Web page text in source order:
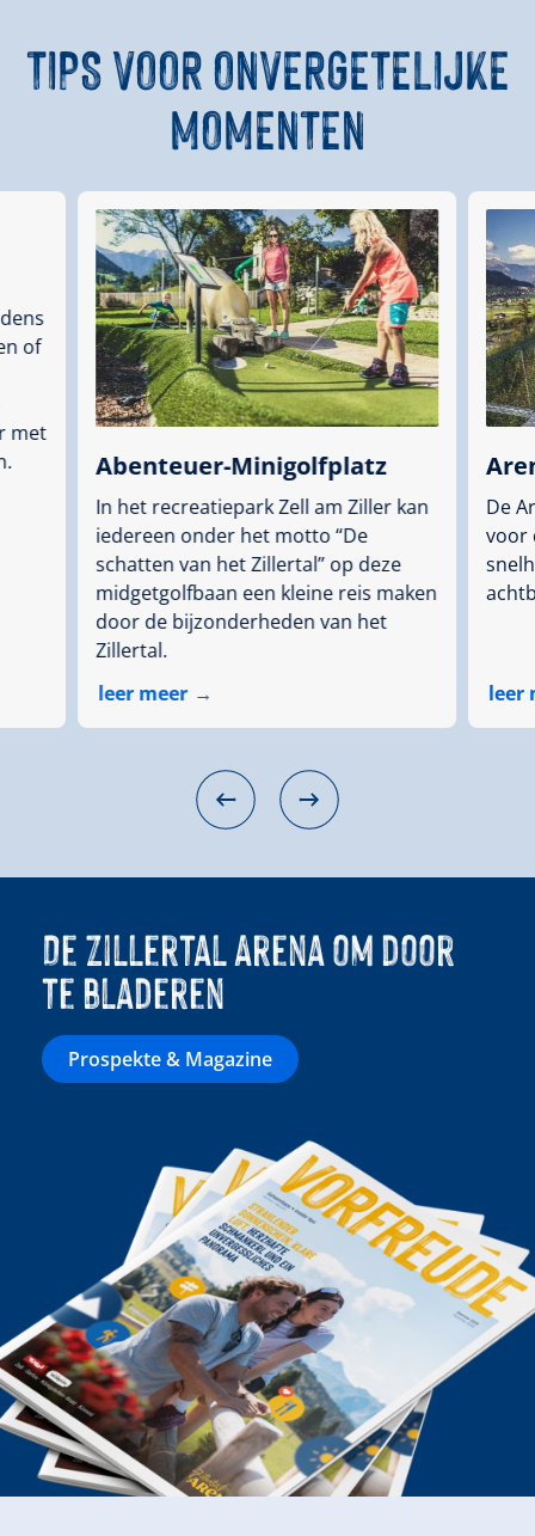
TIPS VOOR ONVERGETELIJKE
MOMENTEN
of
met
Abenteuer-Minigolfplatz
In het recreatiepark Zell am Ziller kan
iedereen onder het motto “De
schatten van het Zillertal” op deze
midgetgolfbaan een kleine reis maken
door de bijzonderheden van het
Zillertal.
leer meer
De
voor
leer
De Zillertal Arena om door
te bladeren
Prospekte & Magazine